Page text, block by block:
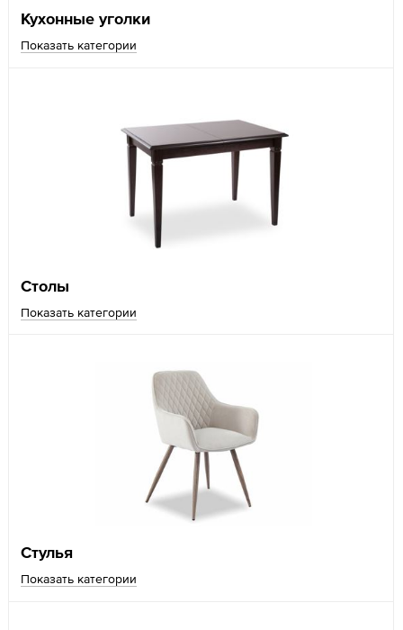
Кухонные уголки
Показать категории
Столы
Показать категории
Стулья
Показать категории